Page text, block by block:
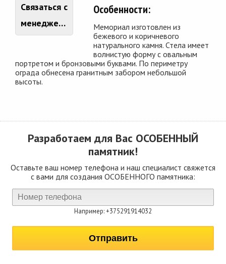
Связаться с
менеджером
Особенности:
Мемориал изготовлен из
бежевого и коричневого
натурального камня. Стела имеет
волнистую форму с овальным
портретом и бронзовыми буквами. По периметру
ограда обнесена гранитным забором небольшой
высоты.
Разработаем для Вас ОСОБЕННЫЙ
памятник!
Оставьте ваш номер телефона и наш специалист свяжется
с вами для создания ОСОБЕННОГО памятника:
Например: +375291914032